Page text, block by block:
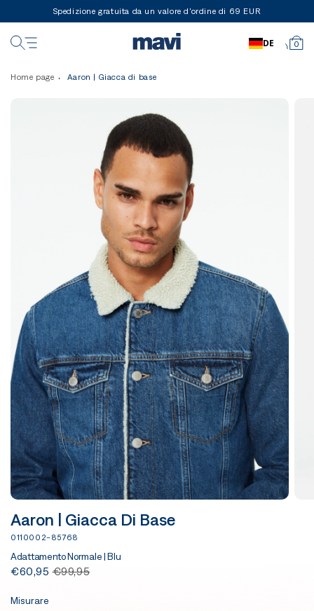
Spedizione gratuita da un valore d'ordine di 69 EUR
0
DE
Home page Aaron | Giacca di base
Aaron | Giacca Di Base
0110002-85768
Adattamento Normale | Blu
€60,95 €99,95
Misurare